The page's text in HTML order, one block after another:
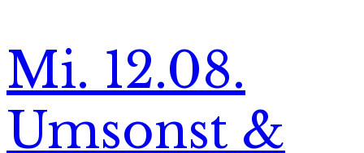
Mi. 12.08.
Umsonst &